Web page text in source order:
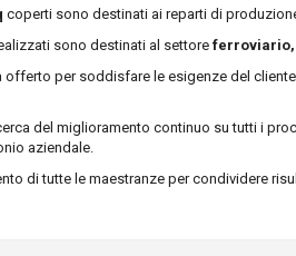
coperti sono destinati ai reparti di
sono destinati al settoreferroviario,
per soddisfare le esigenze del
del miglioramento continuo su tutti i
aziendale.
di tutte le maestranze per condividere